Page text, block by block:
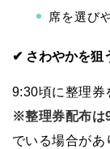
席を選び
✔ さわやかを狙
9:30頃に整理券
※整理券配布は
でいる場合があ